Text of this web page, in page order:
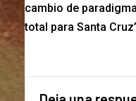
cambio de paradigma
total para Santa